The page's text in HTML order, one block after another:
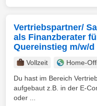
Vertriebspartner/
als Finanzberater
Quereinstieg m/w/d
Vollzeit Home-
Du hast im Bereich
aufgebaut z.B. in der E-
oder ...